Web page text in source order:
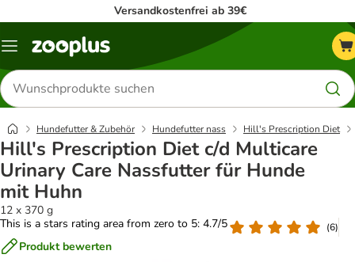
Versandkostenfrei ab 39€
Menü
Produkte
suchen
Hundefutter & Zubehör Hundefutter nass Hill's Prescription Diet
Hill's Prescription Diet c/d Multicare
Urinary Care Nassfutter für Hunde
mit Huhn
12 x 370 g
This is a stars rating area from zero to 5: 4.7/5
(6)
Produkt bewerten